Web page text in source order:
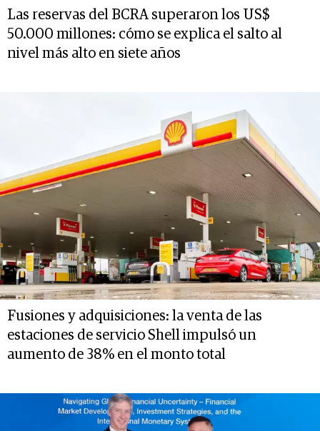
Las reservas del BCRA superaron los US$
50.000 millones: cómo se explica el salto al
nivel más alto en siete años
Fusiones y adquisiciones: la venta de las
estaciones de servicio Shell impulsó un
aumento de 38% en el monto total